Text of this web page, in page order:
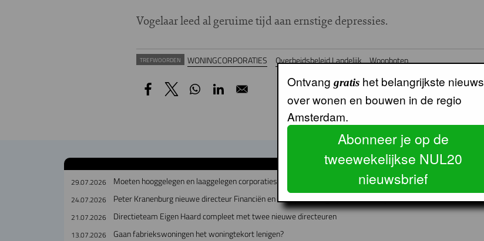
Vogelaar leed al geruime tijd aan ernstige depressies.
TREFWOORDEN WONINGCORPORATIES Overheidsbeleid Landelijk Woonboten
GERELATEERDE ARTIKELEN
29.07.2026 Moeten hooggelegen en laaggelegen corporaties fuseren?
24.07.2026 Peter Kranenburg nieuwe directeur Financiën en Bedrijfsvoering bij Lieven de Key
21.07.2026 Directieteam Eigen Haard compleet met twee nieuwe directeuren
13.07.2026 Gaan fabriekswoningen het woningtekort lenigen?
Ontvang gratis het belangrijkste nieuws
over wonen en bouwen in de regio
Amsterdam.
Abonneer je op de
tweewekelijkse NUL20
nieuwsbrief